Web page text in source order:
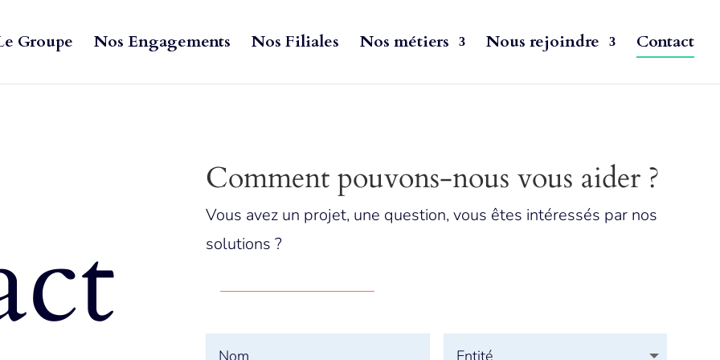
Groupe Nos Engagements Nos Filiales Nos métiers Nous rejoindre Contact
Comment pouvons-nous vous aider ?
Vous avez un projet, une question, vous êtes intéressés par nos
solutions ?